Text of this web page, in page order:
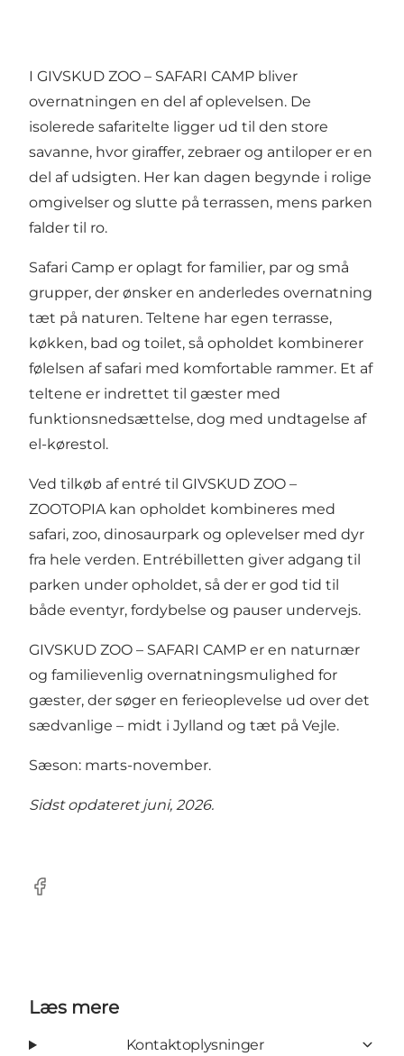
I GIVSKUD ZOO – SAFARI CAMP bliver
overnatningen en del af oplevelsen. De
isolerede safaritelte ligger ud til den store
savanne, hvor giraffer, zebraer og antiloper er en
del af udsigten. Her kan dagen begynde i rolige
omgivelser og slutte på terrassen, mens parken
falder til ro.
Safari Camp er oplagt for familier, par og små
grupper, der ønsker en anderledes overnatning
tæt på naturen. Teltene har egen terrasse,
køkken, bad og toilet, så opholdet kombinerer
følelsen af safari med komfortable rammer. Et af
teltene er indrettet til gæster med
funktionsnedsættelse, dog med undtagelse af
el-kørestol.
Ved tilkøb af entré til GIVSKUD ZOO –
ZOOTOPIA kan opholdet kombineres med
safari, zoo, dinosaurpark og oplevelser med dyr
fra hele verden. Entrébilletten giver adgang til
parken under opholdet, så der er god tid til
både eventyr, fordybelse og pauser undervejs.
GIVSKUD ZOO – SAFARI CAMP er en naturnær
og familievenlig overnatningsmulighed for
gæster, der søger en ferieoplevelse ud over det
sædvanlige – midt i Jylland og tæt på Vejle.
Sæson: marts-november.
Sidst opdateret juni, 2026.
Facebook
Læs mere
Kontaktoplysninger